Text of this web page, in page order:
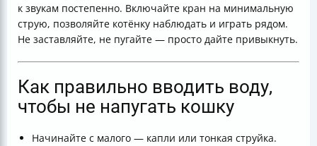
к звукам постепенно. Включайте кран на минимальную
струю, позволяйте котёнку наблюдать и играть рядом.
Не заставляйте, не пугайте — просто дайте привыкнуть.
Как правильно вводить воду,
чтобы не напугать кошку
Начинайте с малого — капли или тонкая струйка.